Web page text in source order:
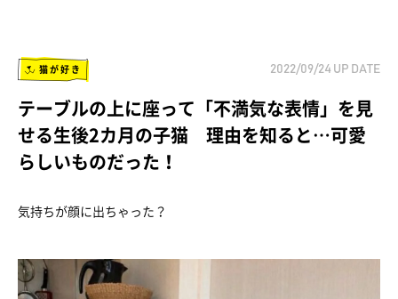
猫が好き 2022/09/24 UP DATE
テーブルの上に座って「不満気な表情」を見
せる生後2カ月の子猫 理由を知ると…可愛
らしいものだった！
気持ちが顔に出ちゃった？